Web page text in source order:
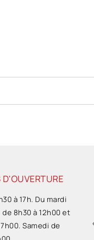
D'OUVERTURE
à 17h. Du mardi
8h30 à 12h00 et
Samedi de